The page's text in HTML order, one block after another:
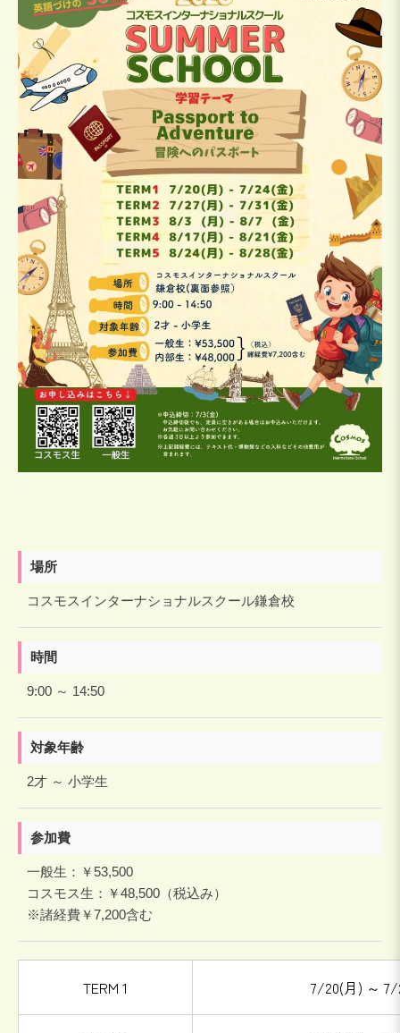
場所
コスモスインターナショナルスクール鎌倉校
時間
9:00 ～ 14:50
対象年齢
2才 ～ 小学生
参加費
一般生：￥53,500
コスモス生：￥48,500（税込み）
※諸経費￥7,200含む
TERM 1 7/20(月) ～